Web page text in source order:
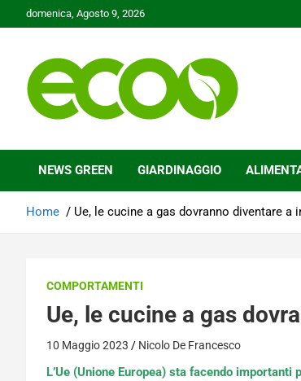
to
domenica, Agosto 9, 2026
Ecoo.it
NEWS GREEN GIARDINAGGIO
Home Ue, le cucine a gas dovranno diventare a
COMPORTAMENTI
Ue, le cucine a gas
10 Maggio 2023 Nicolo De Francesco
L’Ue (Unione Europea) sta facendo